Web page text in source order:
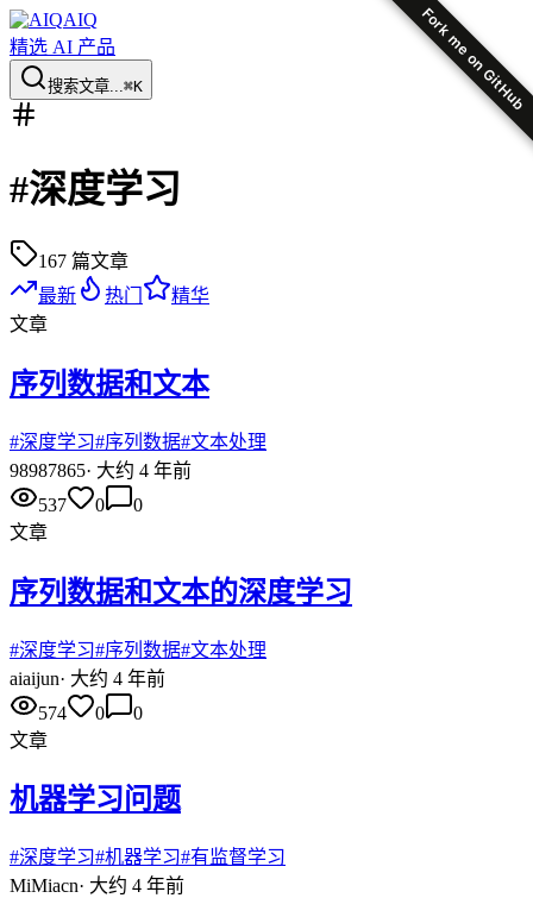
Fork me on GitHub
AIQ
精选 AI 产品
搜索文章...⌘K
#深度学习
167 篇文章
最新
热门
精华
文章
序列数据和文本
#深度学习#序列数据#文本处理
98987865· 大约 4 年前
537
0
0
文章
序列数据和文本的深度学习
#深度学习#序列数据#文本处理
aiaijun· 大约 4 年前
574
0
0
文章
机器学习问题
#深度学习#机器学习#有监督学习
MiMiacn· 大约 4 年前